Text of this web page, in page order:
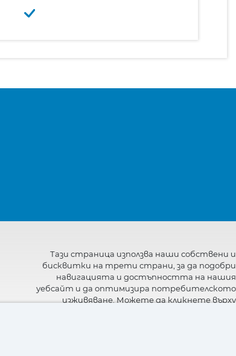
Тази страница използва наши собствени и
бисквитки на трети страни, за да подобри
навигацията и достъпността на нашия
уебсайт и да оптимизира потребителското
изживяване. Можете да кликнете върху